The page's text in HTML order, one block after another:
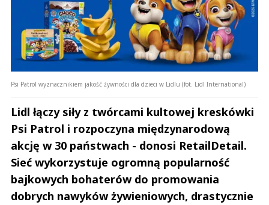
Psi Patrol wyznacznikiem jakość żywności dla dzieci w Lidlu (fot. Lidl International)
Lidl łączy siły z twórcami kultowej kreskówki
Psi Patrol i rozpoczyna międzynarodową
akcję w 30 państwach - donosi RetailDetail.
Sieć wykorzystuje ogromną popularność
bajkowych bohaterów do promowania
dobrych nawyków żywieniowych, drastycznie